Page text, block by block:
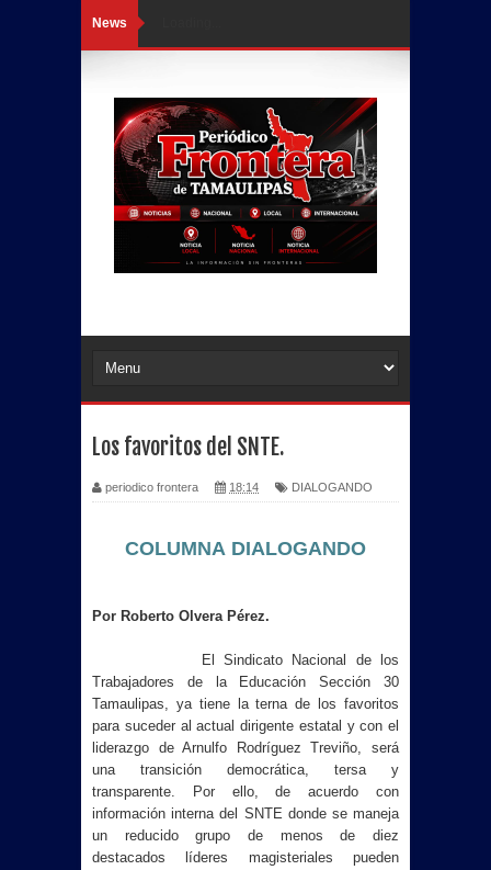
News
Los favoritos del SNTE.
periodico frontera 18:14 DIALOGANDO
COLUMNA DIALOGANDO
Por Roberto Olvera Pérez.
El Sindicato Nacional de los
Trabajadores de la Educación Sección 30
Tamaulipas, ya tiene la terna de los favoritos
para suceder al actual dirigente estatal y con el
liderazgo de Arnulfo Rodríguez Treviño, será
una transición democrática, tersa y
transparente. Por ello, de acuerdo con
información interna del SNTE donde se maneja
un reducido grupo de menos de diez
destacados líderes magisteriales pueden